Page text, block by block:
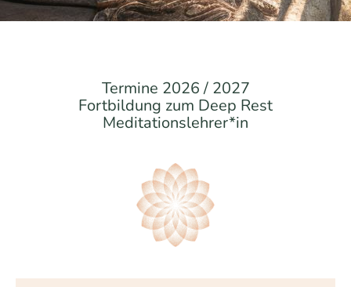
Termine 2026 / 2027
Fortbildung zum Deep Rest
Meditationslehrer*in